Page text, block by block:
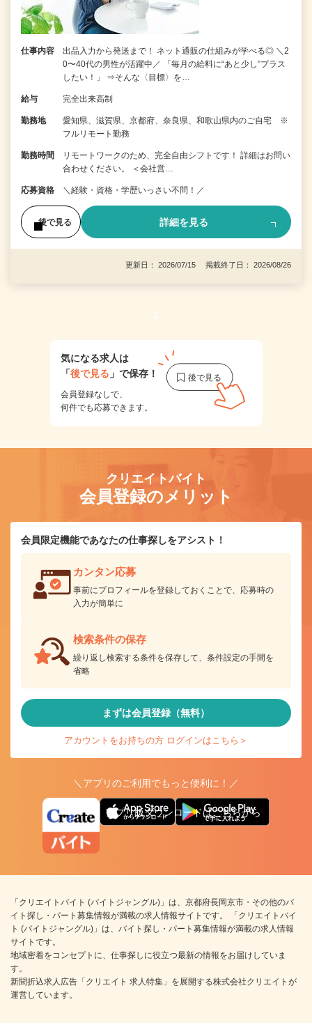
仕事内容
出品入力から発送まで！ ネット通販の仕組みが学べる◎ ＼2
0〜40代の男性が活躍中／ 「毎月の給料に“あと少し”プラス
したい！」 ⇒そんな〈目標〉を…
給与 完全出来高制
勤務地
愛知県、滋賀県、京都府、奈良県、和歌山県内のご自宅 ※
フルリモート勤務
勤務時間
リモートワークのため、完全自由シフトです！ 詳細はお問い
合わせください。 ＜会社営…
応募資格 ＼経験・資格・学歴いっさい不問！／
後で見る 詳細を見る
更新日： 2026/07/15 掲載終了日： 2026/08/26
1
気になる求人は
「後で見る 」で保存！
会員登録なしで、
何件でも応募できます。
クリエイトバイト
会員登録のメリット
会員限定機能であなたの仕事探しをアシスト！
カンタン応募
事前にプロフィールを登録しておくことで、応募時の
入力が簡単に
検索条件の保存
繰り返し検索する条件を保存して、条件設定の手間を
省略
まずは会員登録（無料）
アカウントをお持ちの方 ログインはこちら＞
＼アプリのご利用でもっと便利に！／
アプリ版ダウンロードはこちらから
「クリエイトバイト (バイトジャングル)」は、京都府長岡京市・その他のバ
イト探し・パート募集情報が満載の求人情報サイトです。 「クリエイトバイ
ト (バイトジャングル)」は、バイト探し・パート募集情報が満載の求人情報
サイトです。
地域密着をコンセプトに、仕事探しに役立つ最新の情報をお届けしていま
す。
新聞折込求人広告「クリエイト 求人特集」を展開する株式会社クリエイトが
運営しています。